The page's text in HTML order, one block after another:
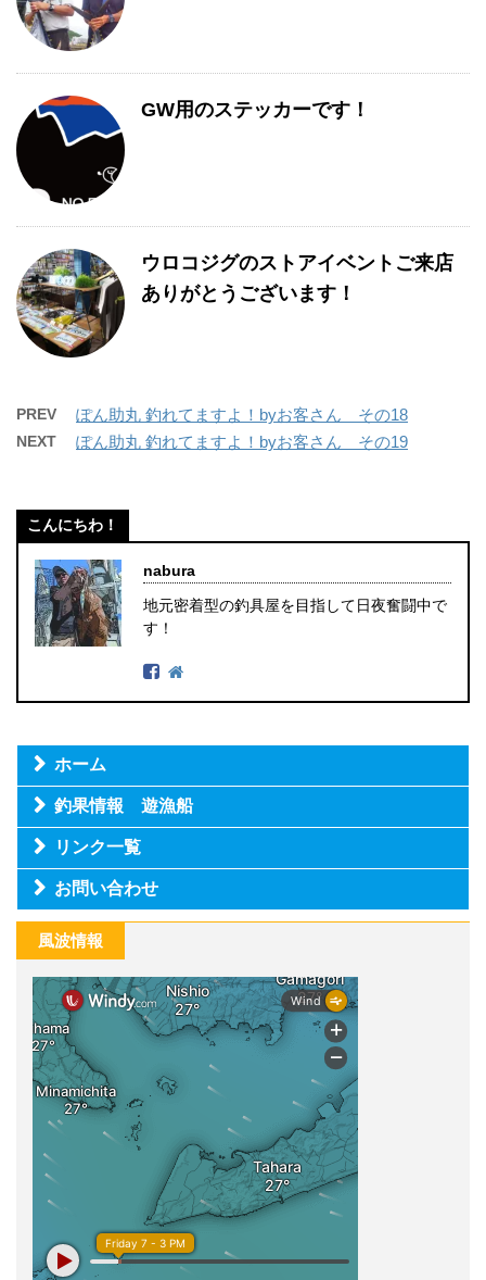
GW用のステッカーです！
ウロコジグのストアイベントご来店
ありがとうございます！
PREV ぽん助丸 釣れてますよ！byお客さん その18
NEXT ぽん助丸 釣れてますよ！byお客さん その19
こんにちわ！
nabura
地元密着型の釣具屋を目指して日夜奮闘中で
す！
ホーム
釣果情報 遊漁船
リンク一覧
お問い合わせ
風波情報